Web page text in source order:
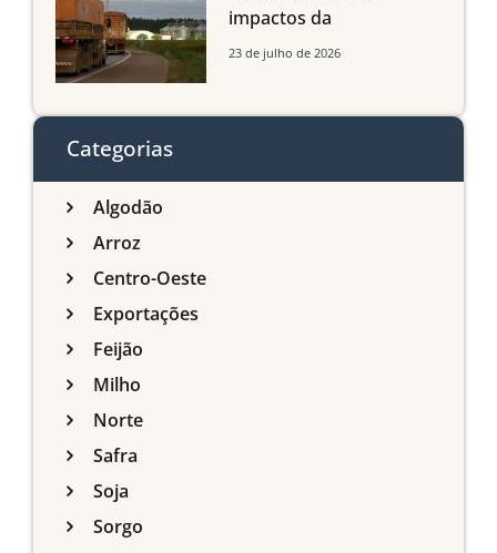
impactos da
infraestrutura logística
do Sul
23 de julho de 2026
Categorias
Algodão
Arroz
Centro-Oeste
Exportações
Feijão
Milho
Norte
Safra
Soja
Sorgo